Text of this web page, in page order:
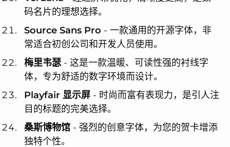
码名片的理想选择。
Source Sans Pro - 一款通用的开源字体，非
常适合初创公司和开发人员使用。
梅里韦瑟- 这是一款温暖、可读性强的衬线字
体，专为舒适的数字环境而设计。
Playfair 显示屏 - 时尚而富有表现力，是引人注
目的标题的完美选择。
桑斯博物馆 - 强烈的创意字体，为您的贺卡增添
独特个性。